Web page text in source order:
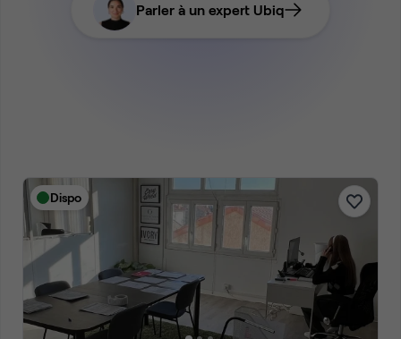
Parler à un expert Ubiq
Dispo